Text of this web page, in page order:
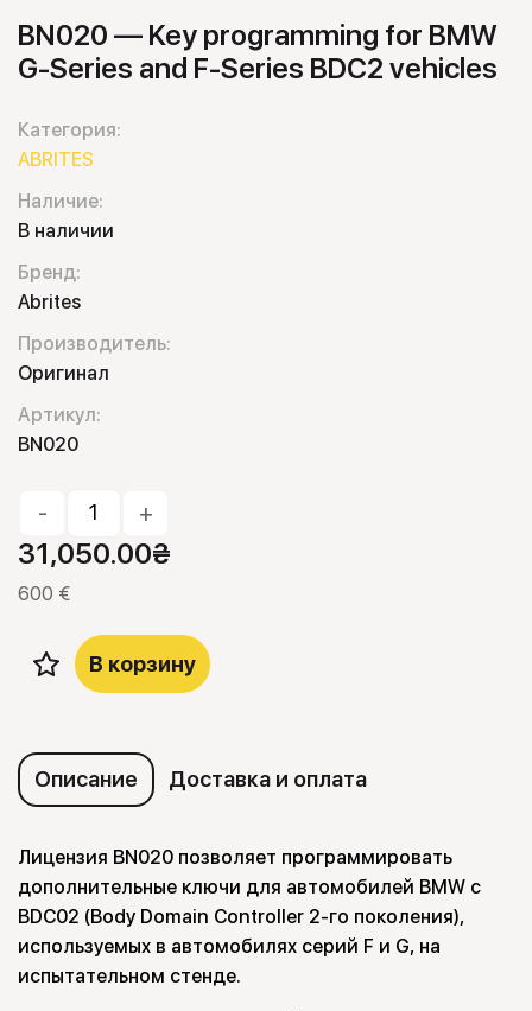
BN020 — Key programming for BMW
G-Series and F-Series BDC2 vehicles
Категория:
ABRITES
Наличие:
В наличии
Бренд:
Abrites
Производитель:
Оригинал
Артикул:
BN020
- +
31,050.00₴
600 €
В корзину
Описание Доставка и оплата
Лицензия BN020 позволяет программировать
дополнительные ключи для автомобилей BMW с
BDC02 (Body Domain Controller 2-го поколения),
используемых в автомобилях серий F и G, на
испытательном стенде.